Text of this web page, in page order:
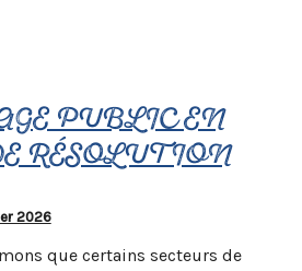
PUBLIC EN
RÉSOLUTION
2026
que certains secteurs de